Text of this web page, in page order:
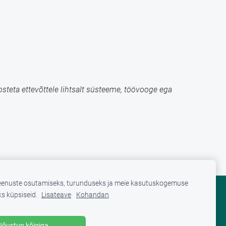
ettevõttele lihtsalt süsteeme, töövooge ega
osutamiseks, turunduseks ja meie kasutuskogemuse
küpsiseid. Lisateave Kohandan